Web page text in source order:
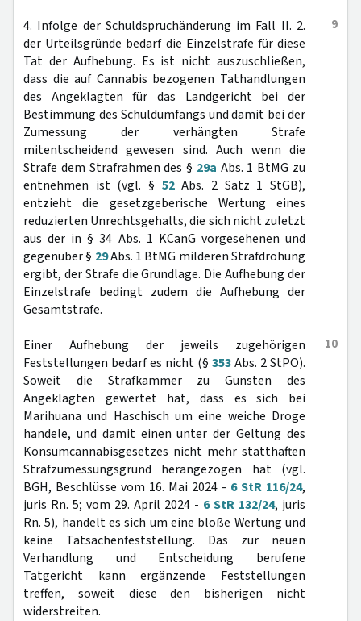
9
4. Infolge der Schuldspruchänderung im Fall II. 2.
der Urteilsgründe bedarf die Einzelstrafe für diese
Tat der Aufhebung. Es ist nicht auszuschließen,
dass die auf Cannabis bezogenen Tathandlungen
des Angeklagten für das Landgericht bei der
Bestimmung des Schuldumfangs und damit bei der
Zumessung der verhängten Strafe
mitentscheidend gewesen sind. Auch wenn die
Strafe dem Strafrahmen des § 29a Abs. 1 BtMG zu
entnehmen ist (vgl. § 52Abs. 2 Satz 1 StGB),
entzieht die gesetzgeberische Wertung eines
reduzierten Unrechtsgehalts, die sich nicht zuletzt
aus der in § 34 Abs. 1 KCanG vorgesehenen und
gegenüber § 29Abs. 1 BtMG milderen Strafdrohung
ergibt, der Strafe die Grundlage. Die Aufhebung der
Einzelstrafe bedingt zudem die Aufhebung der
Gesamtstrafe.
10
Einer Aufhebung der jeweils zugehörigen
Feststellungen bedarf es nicht (§ 353Abs. 2 StPO).
Soweit die Strafkammer zu Gunsten des
Angeklagten gewertet hat, dass es sich bei
Marihuana und Haschisch um eine weiche Droge
handele, und damit einen unter der Geltung des
Konsumcannabisgesetzes nicht mehr statthaften
Strafzumessungsgrund herangezogen hat (vgl.
BGH, Beschlüsse vom 16. Mai 2024 - 6 StR 116/24,
juris Rn. 5; vom 29. April 2024 - 6 StR 132/24, juris
Rn. 5), handelt es sich um eine bloße Wertung und
keine Tatsachenfeststellung. Das zur neuen
Verhandlung und Entscheidung berufene
Tatgericht kann ergänzende Feststellungen
treffen, soweit diese den bisherigen nicht
widerstreiten.